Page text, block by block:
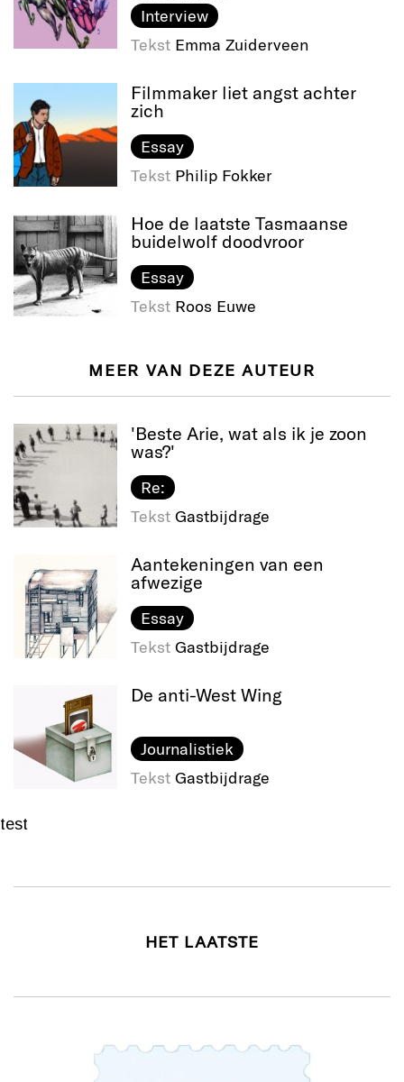
Interview
Tekst Emma Zuiderveen
Filmmaker liet angst achter
zich
Essay
Tekst Philip Fokker
Hoe de laatste Tasmaanse
buidelwolf doodvroor
Essay
Tekst Roos Euwe
MEER VAN DEZE AUTEUR
'Beste Arie, wat als ik je zoon
was?'
Re:
Tekst Gastbijdrage
Aantekeningen van een
afwezige
Essay
Tekst Gastbijdrage
De anti-West Wing
Journalistiek
Tekst Gastbijdrage
test
HET LAATSTE